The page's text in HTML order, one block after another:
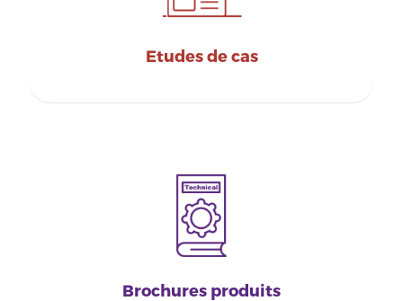
Etudes de cas
Brochures produits